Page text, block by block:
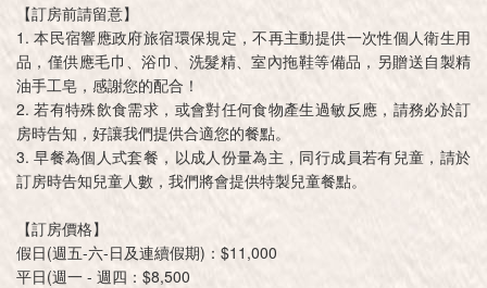
【訂房前請留意】
1. 本民宿響應政府旅宿環保規定，不再主動提供一次性個人衛生用
品，僅供應毛巾、浴巾、洗髮精、室內拖鞋等備品，另贈送自製精
油手工皂，感謝您的配合！
2. 若有特殊飲食需求，或會對任何食物產生過敏反應，請務必於訂
房時告知，好讓我們提供合適您的餐點。
3. 早餐為個人式套餐，以成人份量為主，同行成員若有兒童，請於
訂房時告知兒童人數，我們將會提供特製兒童餐點。
【訂房價格】
假日(週五-六-日及連續假期)：$11,000
平日(週一 - 週四：$8,500